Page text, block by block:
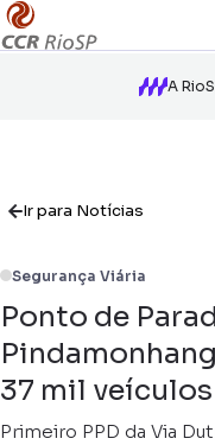
A
Ir para Notícias
Segurança Viária
Ponto de
37 mil
Primeiro PPD da Via